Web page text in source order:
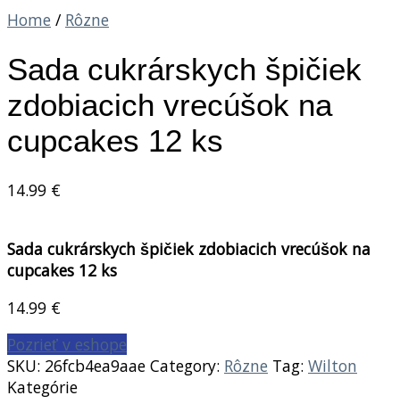
Home / Rôzne
Sada cukrárskych špičiek
zdobiacich vrecúšok na
cupcakes 12 ks
14.99 €
Sada cukrárskych špičiek zdobiacich vrecúšok na
cupcakes 12 ks
14.99 €
Pozrieť v eshope
SKU: 26fcb4ea9aae Category: Rôzne Tag: Wilton
Kategórie